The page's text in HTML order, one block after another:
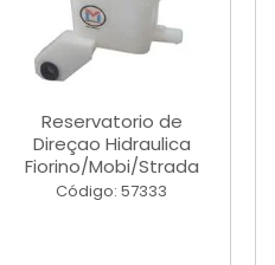
Reservatorio de
Direçao Hidraulica
Fiorino/Mobi/Strada
Código: 57333